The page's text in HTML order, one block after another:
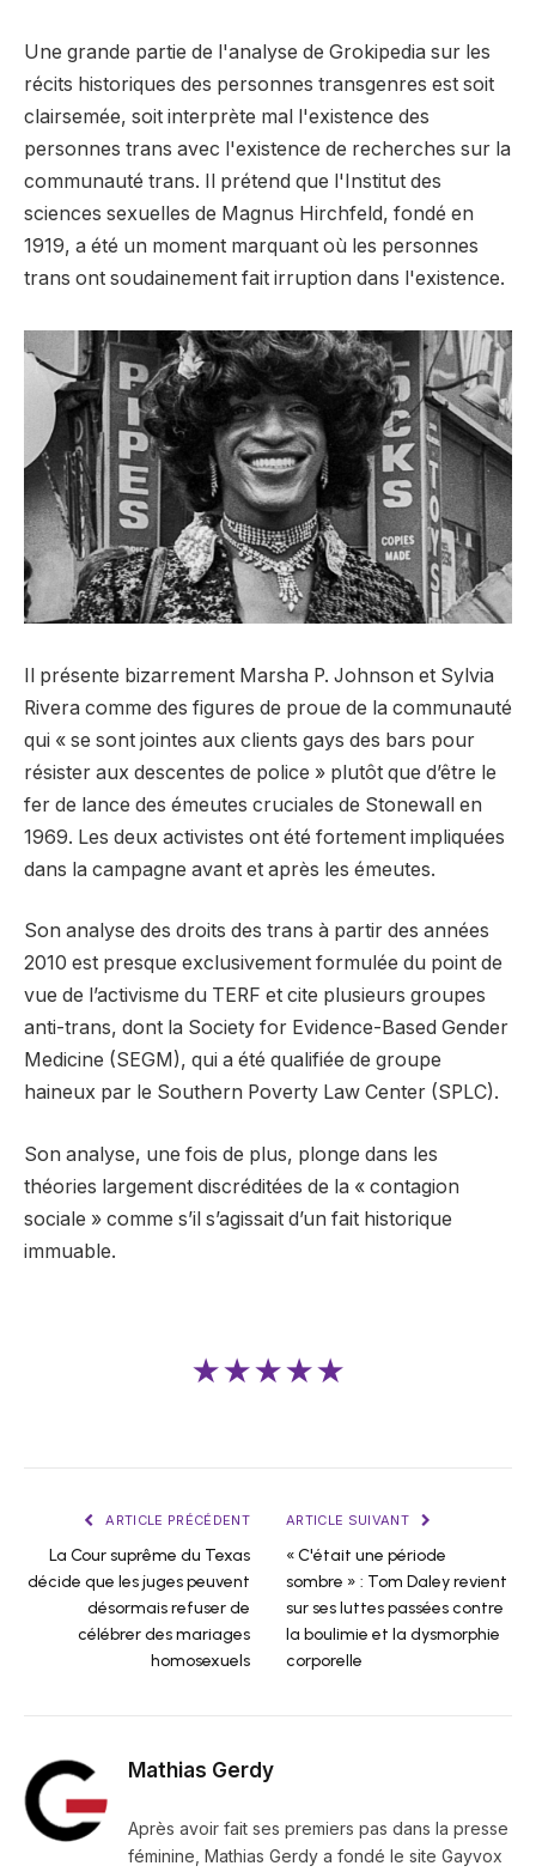
Une grande partie de l'analyse de Grokipedia sur les
récits historiques des personnes transgenres est soit
clairsemée, soit interprète mal l'existence des
personnes trans avec l'existence de recherches sur la
communauté trans. Il prétend que l'Institut des
sciences sexuelles de Magnus Hirchfeld, fondé en
1919, a été un moment marquant où les personnes
trans ont soudainement fait irruption dans l'existence.
Il présente bizarrement Marsha P. Johnson et Sylvia
Rivera comme des figures de proue de la communauté
qui « se sont jointes aux clients gays des bars pour
résister aux descentes de police » plutôt que d’être le
fer de lance des émeutes cruciales de Stonewall en
1969. Les deux activistes ont été fortement impliquées
dans la campagne avant et après les émeutes.
Son analyse des droits des trans à partir des années
2010 est presque exclusivement formulée du point de
vue de l’activisme du TERF et cite plusieurs groupes
anti-trans, dont la Society for Evidence-Based Gender
Medicine (SEGM), qui a été qualifiée de groupe
haineux par le Southern Poverty Law Center (SPLC).
Son analyse, une fois de plus, plonge dans les
théories largement discréditées de la « contagion
sociale » comme s’il s’agissait d’un fait historique
immuable.
★★★★★
ARTICLE PRÉCÉDENT
La Cour suprême du Texas
décide que les juges peuvent
désormais refuser de
célébrer des mariages
homosexuels
ARTICLE SUIVANT
« C'était une période
sombre » : Tom Daley revient
sur ses luttes passées contre
la boulimie et la dysmorphie
corporelle
Mathias Gerdy
Après avoir fait ses premiers pas dans la presse
féminine, Mathias Gerdy a fondé le site Gayvox